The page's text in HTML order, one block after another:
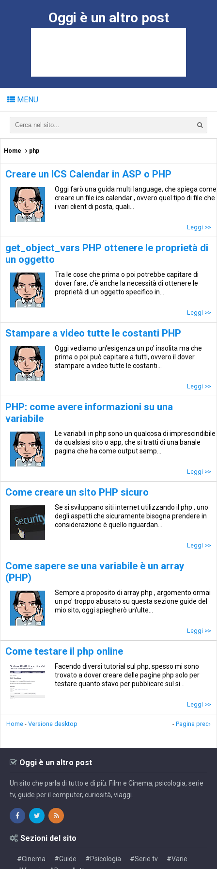
Oggi è un altro post
MENU
Home php
Creare un ICS Calendar in ASP o PHP
Oggi farò una guida multi language, che spiega come
creare un file ics calendar , ovvero quel tipo di file che
i vari client di posta, quali...
Leggi >>
get_object_vars PHP ottenere le proprietà di
un oggetto
Tra le cose che prima o poi potrebbe capitare di
dover fare, c'è anche la necessità di ottenere le
proprietà di un oggetto specifico in...
Leggi >>
Stampare a video tutte le costanti PHP
Oggi vediamo un'esigenza un po' insolita ma che
prima o poi può capitare a tutti, ovvero il dover
stampare a video tutte le costanti...
Leggi >>
PHP: come avere informazioni su una
variabile
Le variabili in php sono un qualcosa di imprescindibile
da qualsiasi sito o app, che si tratti di una banale
pagina che ha come output semp...
Leggi >>
Come creare un sito PHP sicuro
Se si sviluppano siti internet utilizzando il php , uno
degli aspetti che sicuramente bisogna prendere in
considerazione è quello riguardan...
Leggi >>
Come sapere se una variabile è un array
(PHP)
Sempre a proposito di array php , argomento ormai
un po' troppo abusato su questa sezione guide del
mio sito, oggi spiegherò un'ulte...
Leggi >>
Come testare il php online
Facendo diversi tutorial sul php, spesso mi sono
trovato a dover creare delle pagine php solo per
testare quanto stavo per pubblicare sul si...
Leggi >>
- Pagina prec›
Home - Versione desktop
Oggi è un altro post
Un sito che parla di tutto e di più. Film e Cinema, psicologia, serie
tv, guide per il computer, curiosità, viaggi.
Sezioni del sito
#Cinema #Guide #Psicologia #Serie tv
#Varie